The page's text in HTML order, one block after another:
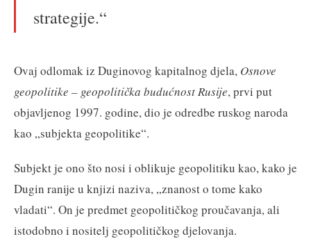
strategije.“
Ovaj odlomak iz Duginovog kapitalnog djela, Osnove
geopolitike – geopolitička budućnost Rusije, prvi put
objavljenog 1997. godine, dio je odredbe ruskog naroda
kao „subjekta geopolitike“.
Subjekt je ono što nosi i oblikuje geopolitiku kao, kako je
Dugin ranije u knjizi naziva, „znanost o tome kako
vladati“. On je predmet geopolitičkog proučavanja, ali
istodobno i nositelj geopolitičkog djelovanja.